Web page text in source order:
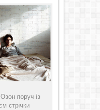
поруч із
стрічки